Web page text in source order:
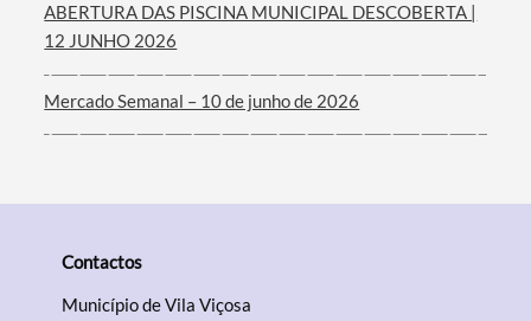
Filtros
ABERTURA DAS PISCINA MUNICIPAL DESCOBERTA |
12 JUNHO 2026
Mercado Semanal – 10 de junho de 2026
Contactos
Município de Vila Viçosa